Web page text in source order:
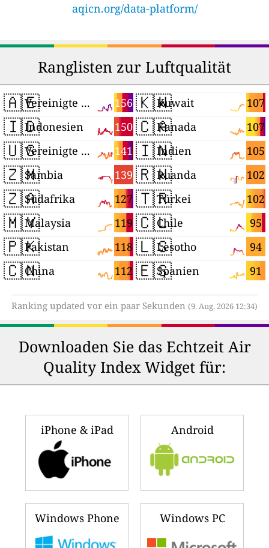
aqicn.org/data-platform/
Ranglisten zur Luftqualität
🇦🇪 156
Vereinigte Arabische Emirate
🇮🇩 150
Indonesien
🇺🇸 141
Vereinigte Staaten
🇿🇲 139
Sambia
🇿🇦 127
Südafrika
🇲🇾 119
Malaysia
🇵🇰 118
Pakistan
🇨🇳 112
China
🇰🇼 107
Kuwait
🇨🇦 107
Kanada
🇮🇳 105
Indien
🇷🇼 102
Ruanda
🇹🇷 102
Türkei
🇨🇱 95
Chile
🇱🇸 94
Lesotho
🇪🇸 91
Spanien
Ranking updated vor ein paar Sekunden (9. Aug. 2026 12:34)
Downloaden Sie das Echtzeit Air
Quality Index Widget für:
iPhone & iPad Android
Windows Phone Windows PC